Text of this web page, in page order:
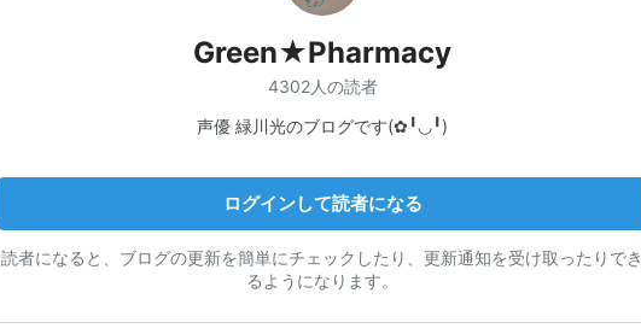
Green★Pharmacy
4302人の読者
声優 緑川光のブログです(✿╹◡╹)
ログインして読者になる
読者になると、ブログの更新を簡単にチェックしたり、更新通知を受け取ったりでき
るようになります。